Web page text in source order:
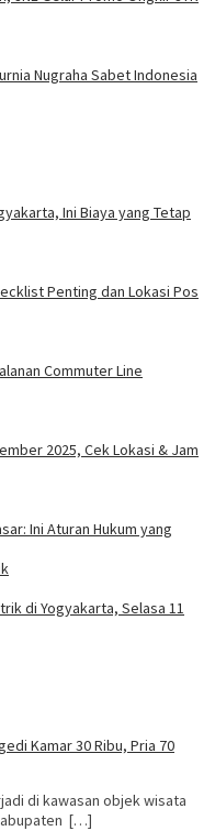
Nugraha Sabet Indonesia
Ini Biaya yang Tetap
Penting dan Lokasi Pos
Commuter Line
2025, Cek Lokasi & Jam
Ini Aturan Hukum yang
di Yogyakarta, Selasa 11
Kamar 30 Ribu, Pria 70
di kawasan objek wisata
[…]